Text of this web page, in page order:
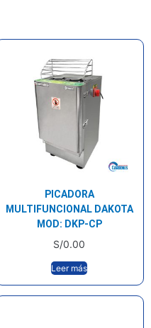
PICADORA
MULTIFUNCIONAL DAKOTA
MOD: DKP-CP
S/0.00
Leer más